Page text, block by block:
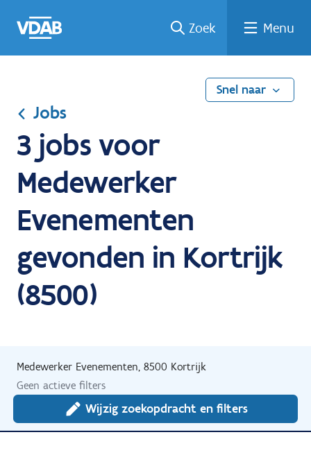
naar
een
een
job
naar
Zoek Menu
Snel naar
Jobs
3 jobs voor
Medewerker
Evenementen
gevonden in Kortrijk
(8500)
Medewerker Evenementen, 8500 Kortrijk
Geen actieve filters
Wijzig zoekopdracht en filters